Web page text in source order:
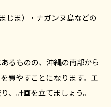
じま）・ナガンヌ島などの
るものの、沖縄の南部から
費やすことになります。エ
、計画を立てましょう。